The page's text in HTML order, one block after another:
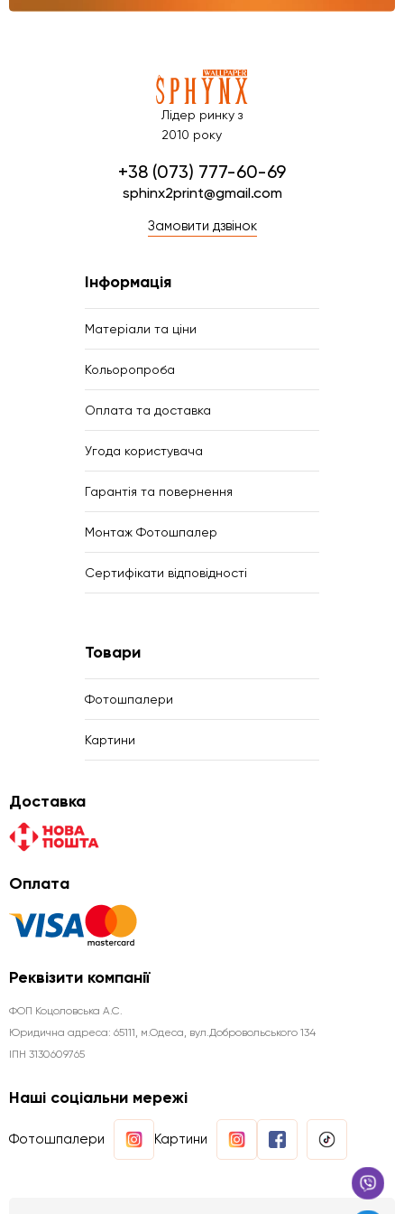
Лідер ринку з
2010 року
+38 (073) 777-60-69
sphinx2print@gmail.com
Замовити дзвінок
Інформація
Матеріали та ціни
Кольоропроба
Оплата та доставка
Угода користувача
Гарантія та повернення
Монтаж Фотошпалер
Сертифікати відповідності
Товари
Фотошпалери
Картини
Доставка
Оплата
Реквізити компанії
ФОП Коцоловська А.С.
Юридична aдреса: 65111, м.Одеса, вул.Добровольського 134
ІПН 3130609765
Наші соціальни мережі
Фотошпалери Картини